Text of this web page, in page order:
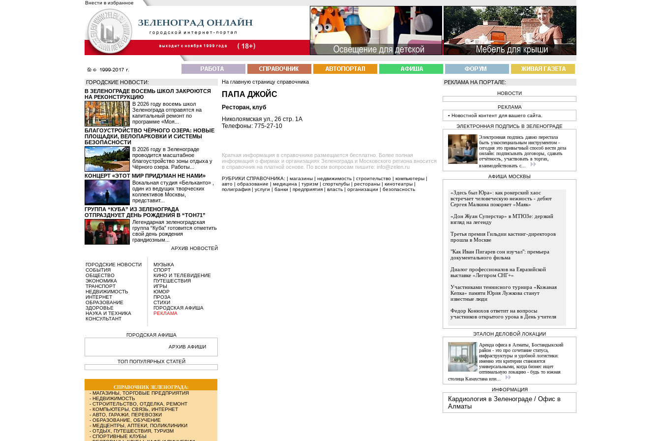
Внести в избранное
ГОРОДСКИЕ НОВОСТИ:
В ЗЕЛЕНОГРАДЕ ВОСЕМЬ ШКОЛ ЗАКРОЮТСЯ
НА РЕКОНСТРУКЦИЮ
В 2026 году восемь школ
Зеленограда отправятся на
капитальный ремонт по
программе «Моя...
БЛАГОУСТРОЙСТВО ЧЁРНОГО ОЗЕРА: НОВЫЕ
ПЛОЩАДКИ, ВЕЛОПАРКОВКИ И СИСТЕМЫ
БЕЗОПАСНОСТИ
В 2026 году в Зеленограде
проводится масштабное
благоустройство зоны отдыха у
Чёрного озера. Работы...
КОНЦЕРТ «ЭТОТ МИР ПРИДУМАН НЕ НАМИ»
Вокальная студия «Бельканто» ,
один из ведущих творческих
коллективов Москвы,
представит...
ГРУППА “КУБА” ИЗ ЗЕЛЕНОГРАДА
ОТПРАЗДНУЕТ ДЕНЬ РОЖДЕНИЯ В “ТОН71”
Легендарная зеленоградская
группа “Куба” готовится отметить
свой день рождения
грандиозным...
АРХИВ НОВОСТЕЙ
ГОРОДСКИЕ НОВОСТИ
СОБЫТИЯ
ОБЩЕСТВО
ЭКОНОМИКА
ТРАНСПОРТ
НЕДВИЖИМОСТЬ
ИНТЕРНЕТ
ОБРАЗОВАНИЕ
ЗДОРОВЬЕ
НАУКА И ТЕХНИКА
КОНСУЛЬТАНТ
МУЗЫКА
СПОРТ
КИНО И ТЕЛЕВИДЕНИЕ
ПУТЕШЕСТВИЯ
ИГРЫ
ЮМОР
ПРОЗА
СТИХИ
ГОРОДСКАЯ АФИША
РЕКЛАМА
ГОРОДСКАЯ АФИША
АРХИВ АФИШИ
ТОП ПОПУЛЯРНЫХ СТАТЕЙ
СПРАВОЧНИК ЗЕЛЕНОГРАДА:
- МАГАЗИНЫ, ТОРГОВЫЕ ПРЕДПРИЯТИЯ
- НЕДВИЖИМОСТЬ
- СТРОИТЕЛЬСТВО, ОТДЕЛКА, РЕМОНТ
- КОМПЬЮТЕРЫ, СВЯЗЬ, ИНТЕРНЕТ
- АВТО, ГАРАЖИ, ПЕРЕВОЗКИ
- ОБРАЗОВАНИЕ, ОБУЧЕНИЕ
- МЕДЦЕНТРЫ, АПТЕКИ, ПОЛИКЛИНИКИ
- ОТДЫХ, ПУТЕШЕСТВИЯ, ТУРИЗМ
- СПОРТИВНЫЕ КЛУБЫ
На главную страницу справочника
ПАПА ДЖОЙС
Ресторан, клуб
Николоямская ул., 26 стр. 1А
Телефоны: 775-27-10
Краткая информация в справочнике размещается бесплатно. Более полная
информация о фирмах и организациях Зеленограда и Московского региона вносится
в справочник на платной основе. По всем вопросам пишите: info@zelen.ru
РУБРИКИ СПРАВОЧНИКА: | магазины недвижимость строительство компьютеры
авто
образование медицина туризм спортклубы рестораны кинотеатры
полиграфия
услуги банки предприятия власть организации безопасность
РЕКЛАМА НА ПОРТАЛЕ:
НОВОСТИ
РЕКЛАМА
▪ Новостной контент для вашего сайта.
ЭЛЕКТРОННАЯ ПОДПИСЬ В ЗЕЛЕНОГРАДЕ
Электронная подпись давно перестала
быть узкоспециальным инструментом -
сегодня это привычный способ вести дела
онлайн: подписывать договоры, сдавать
отчётность, участвовать в торгах,
взаимодействовать с...
АФИША МОСКВЫ
«Здесь был Юра»: как рокерский хаос
встречает человеческую нежность - дебют
Сергея Малкина покоряет «Маяк»
«Дон Жуан Суперстар» в МТЮЗе: дерзкий
взгляд на легенду
Третья премия Гильдии кастинг-директоров
прошла в Москве
"Как Иван Пигарев сон изучал": премьера
документального фильма
Диалог профессионалов на Евразийской
выставке «Легпром СНГ+»
Участниками теннисного турнира «Кожаная
Кепка» памяти Юрия Лужкова станут
известные люди
Федор Конюхов ответит на вопросы
участников открытого урока в День учителя
ЭТАЛОН ДЕЛОВОЙ ЛОКАЦИИ
Аренда офиса в Алматы, Бостандыкский
район - это про сочетание статуса,
инфраструктуры и удобной логистики:
именно эти критерии становятся
универсальными, когда бизнес ищет
оптимальную локацию - будь то южная
столица Казахстана или...
ИНФОРМАЦИЯ
Кардиология в Зеленограде / Офис в
Алматы